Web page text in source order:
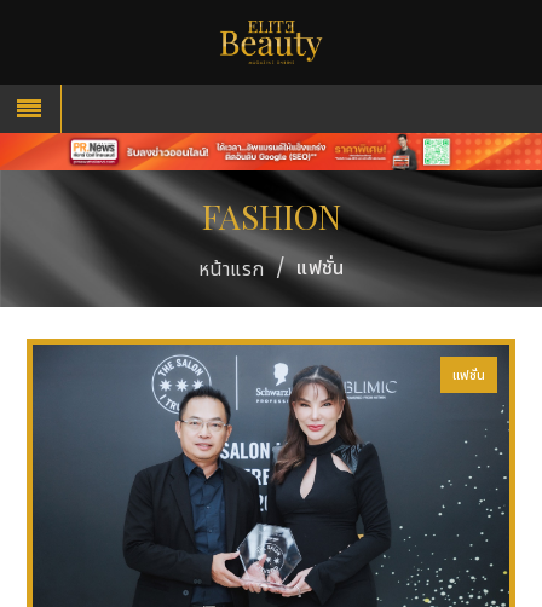
FASHION
หน้าแรก / แฟชั่น
แฟชั่น